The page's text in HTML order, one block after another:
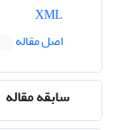
اصل مقاله
سابقه مقاله